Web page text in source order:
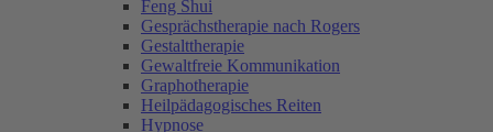
Feng Shui
Gesprächstherapie nach Rogers
Gestalttherapie
Gewaltfreie Kommunikation
Graphotherapie
Heilpädagogisches Reiten
Hypnose